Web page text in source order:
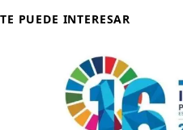
TE PUEDE INTERESAR